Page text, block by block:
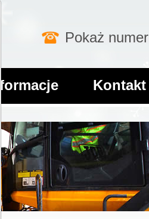
Pokaż numer
Kontakt